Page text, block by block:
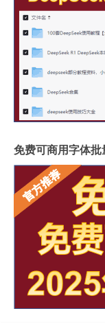
免费可商用字体批